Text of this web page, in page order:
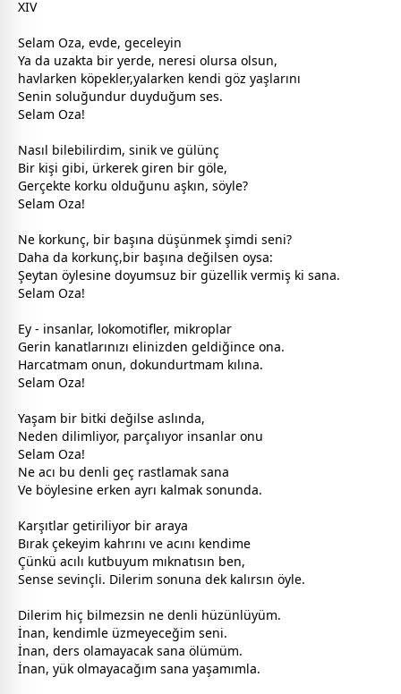
XIV
Selam Oza, evde, geceleyin
Ya da uzakta bir yerde, neresi olursa olsun,
havlarken köpekler,yalarken kendi göz yaşlarını
Senin soluğundur duyduğum ses.
Selam Oza!
Nasıl bilebilirdim, sinik ve gülünç
Bir kişi gibi, ürkerek giren bir göle,
Gerçekte korku olduğunu aşkın, söyle?
Selam Oza!
Ne korkunç, bir başına düşünmek şimdi seni?
Daha da korkunç,bir başına değilsen oysa:
Şeytan öylesine doyumsuz bir güzellik vermiş ki sana.
Selam Oza!
Ey - insanlar, lokomotifler, mikroplar
Gerin kanatlarınızı elinizden geldiğince ona.
Harcatmam onun, dokundurtmam kılına.
Selam Oza!
Yaşam bir bitki değilse aslında,
Neden dilimliyor, parçalıyor insanlar onu
Selam Oza!
Ne acı bu denli geç rastlamak sana
Ve böylesine erken ayrı kalmak sonunda.
Karşıtlar getiriliyor bir araya
Bırak çekeyim kahrını ve acını kendime
Çünkü acılı kutbuyum mıknatısın ben,
Sense sevinçli. Dilerim sonuna dek kalırsın öyle.
Dilerim hiç bilmezsin ne denli hüzünlüyüm.
İnan, kendimle üzmeyeceğim seni.
İnan, ders olamayacak sana ölümüm.
İnan, yük olmayacağım sana yaşamımla.